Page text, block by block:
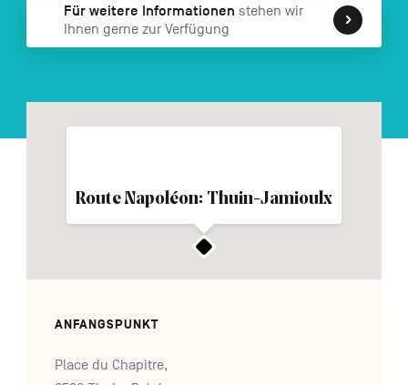
FR NL EN
Navigation
secondaire
Für weitere Informationen stehen wir
Ihnen gerne zur Verfügung
Route Napoléon: Thuin-Jamioulx
ANFANGSPUNKT
Place du Chapitre,